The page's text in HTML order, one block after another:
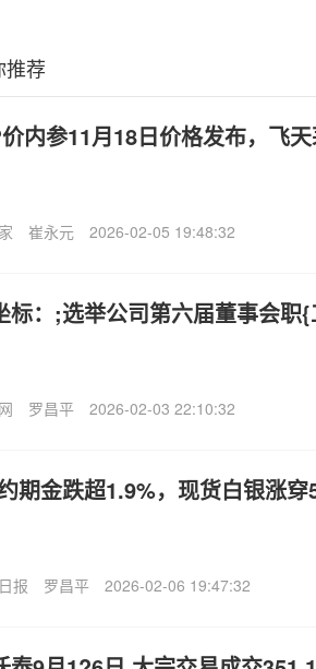
推荐
内参11月18日价格发布，飞
崔永元 2026-02-05 19:48:32
标：;选举公司第六届董事会职
罗昌平 2026-02-03 22:10:32
期金跌超1.9%，现货白银涨
报 罗昌平 2026-02-06 19:47:32